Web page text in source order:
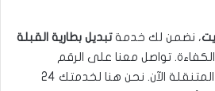
، نضمن لك خدمةتبديل بطارية القبلة
تواصل معنا على الرقم
واطلب خدمتنا المتنقلة الآن. نحن هنا لخدمتك 24